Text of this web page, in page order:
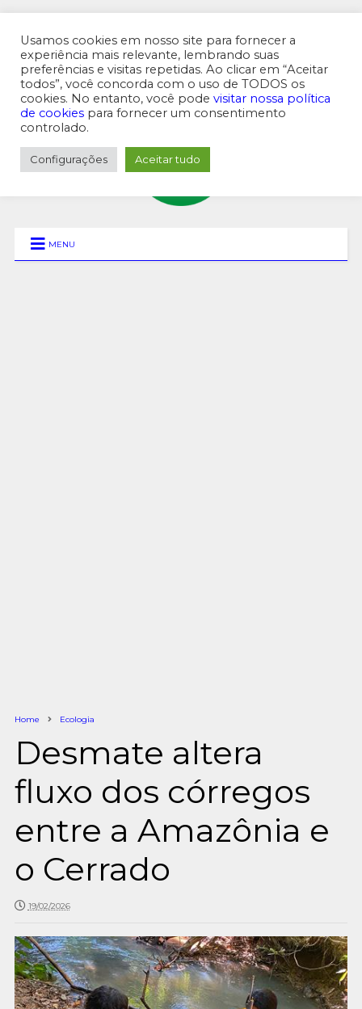
MENU SUPERIOR
MENU
Home Ecologia
Desmate altera
fluxo dos córregos
entre a Amazônia e
o Cerrado
19/02/2026
Usamos cookies em nosso site para fornecer a
experiência mais relevante, lembrando suas
preferências e visitas repetidas. Ao clicar em “Aceitar
todos”, você concorda com o uso de TODOS os
cookies. No entanto, você pode visitar nossa política
de cookies para fornecer um consentimento
controlado.
Configurações Aceitar tudo